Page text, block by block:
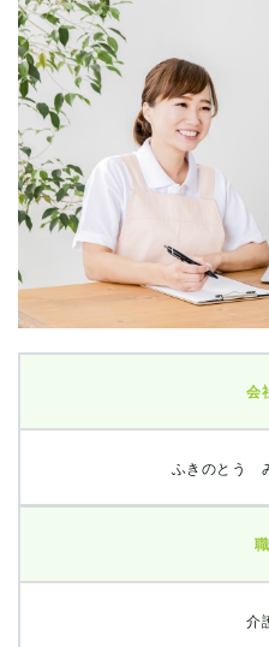
会
ふきのとう
介